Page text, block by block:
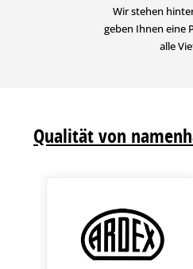
Wir stehen
geben Ihnen eine
alle
Qualität von